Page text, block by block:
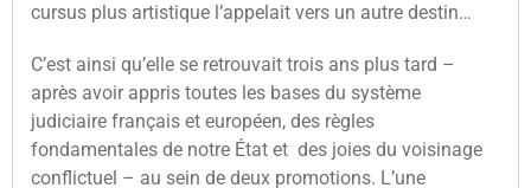
cursus plus artistique l’appelait vers un autre destin…
C’est ainsi qu’elle se retrouvait trois ans plus tard –
après avoir appris toutes les bases du système
judiciaire français et européen, des règles
fondamentales de notre État et des joies du voisinage
conflictuel – au sein de deux promotions. L’une